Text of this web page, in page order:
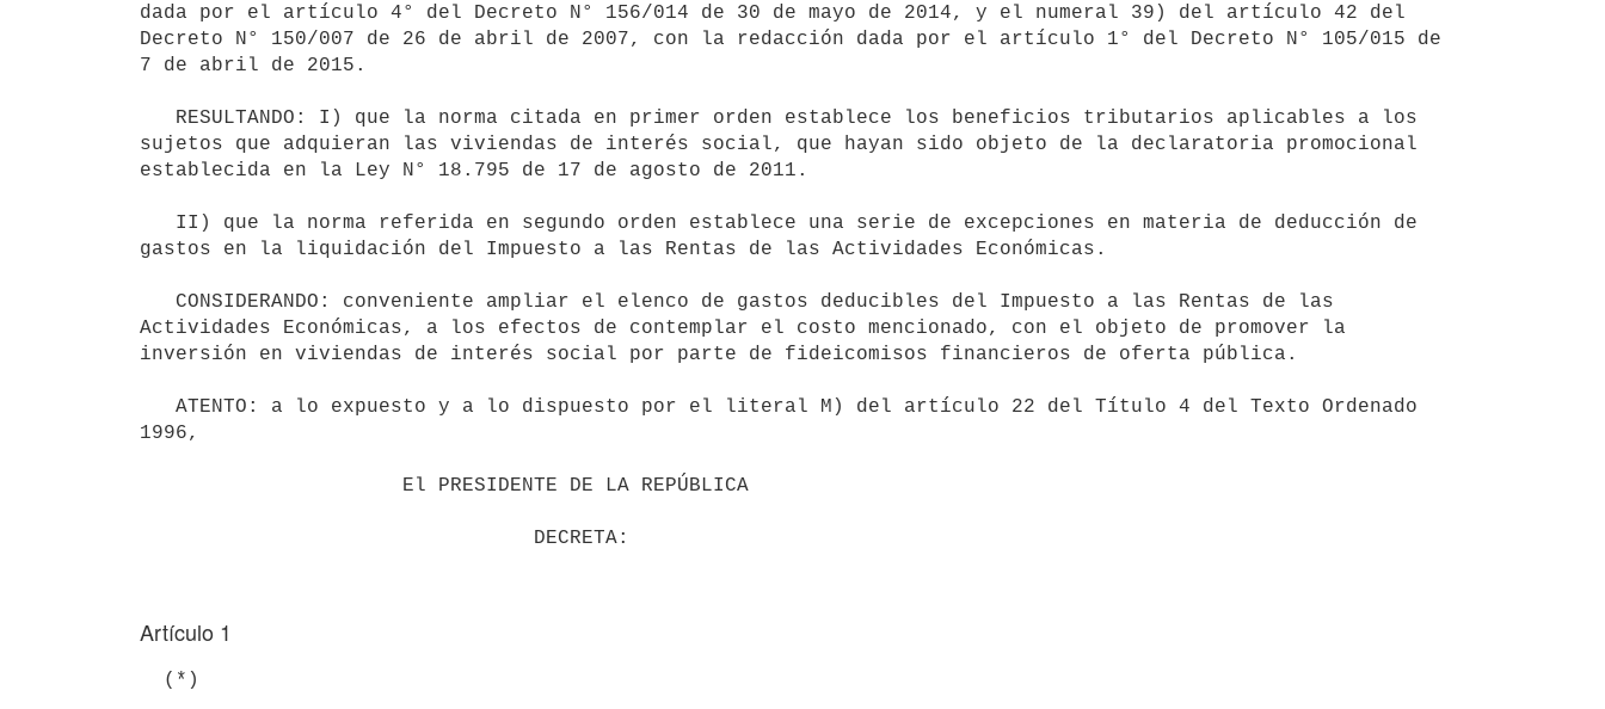
dada por el artículo 4° del Decreto N° 156/014 de 30 de mayo de 2014, y el numeral 39) del artículo 42 del
Decreto N° 150/007 de 26 de abril de 2007, con la redacción dada por el artículo 1° del Decreto N° 105/015 de
7 de abril de 2015.
sujetos que adquieran las viviendas de interés social, que hayan sido objeto de la declaratoria promocional
establecida en la Ley N° 18.795 de 17 de agosto de 2011.
gastos en la liquidación del Impuesto a las Rentas de las Actividades Económicas.
Actividades Económicas, a los efectos de contemplar el costo mencionado, con el objeto de promover la
inversión en viviendas de interés social por parte de fideicomisos financieros de oferta pública.
1996,
Artículo 1